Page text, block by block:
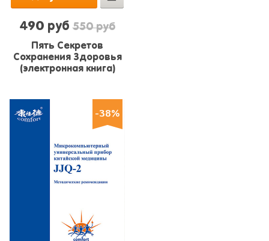
490 руб550 руб
Пять Секретов
Сохранения Здоровья
(электронная книга)
-38%